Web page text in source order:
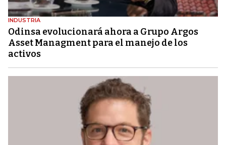
INDUSTRIA
Odinsa evolucionará ahora a Grupo Argos
Asset Managment para el manejo de los
activos